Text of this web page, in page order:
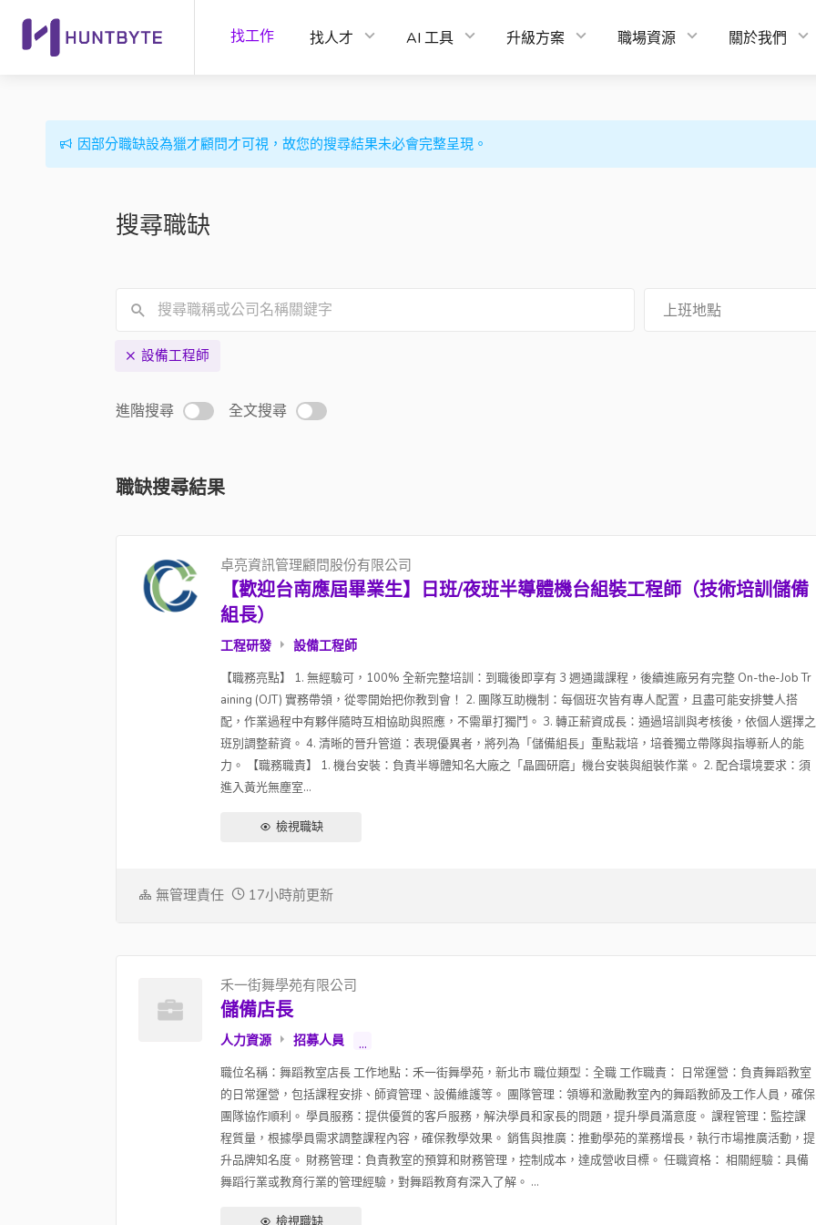
找工作 找人才 AI 工具 升級方案 職場資源 關於我們
因部分職缺設為獵才顧問才可視，故您的搜尋結果未必會完整呈現。
搜尋職缺
上班地點
設備工程師
進階搜尋 全文搜尋
職缺搜尋結果
卓亮資訊管理顧問股份有限公司
【歡迎台南應屆畢業生】日班/夜班半導體機台組裝工程師（技術培訓儲備
組長）
工程研發 設備工程師
【職務亮點】 1. 無經驗可，100% 全新完整培訓：到職後即享有 3 週通識課程，後續進廠另有完整 On-the-Job Tr
aining (OJT) 實務帶領，從零開始把你教到會！ 2. 團隊互助機制：每個班次皆有專人配置，且盡可能安排雙人搭
配，作業過程中有夥伴隨時互相協助與照應，不需單打獨鬥。 3. 轉正薪資成長：通過培訓與考核後，依個人選擇之
班別調整薪資。 4. 清晰的晉升管道：表現優異者，將列為「儲備組長」重點栽培，培養獨立帶隊與指導新人的能
力。 【職務職責】 1. 機台安裝：負責半導體知名大廠之「晶圓研磨」機台安裝與組裝作業。 2. 配合環境要求：須
進入黃光無塵室...
檢視職缺
無管理責任 17小時前更新
禾一街舞學苑有限公司
儲備店長
人力資源 招募人員 ...
職位名稱：舞蹈教室店長 工作地點：禾一街舞學苑，新北市 職位類型：全職 工作職責： 日常運營：負責舞蹈教室
的日常運營，包括課程安排、師資管理、設備維護等。 團隊管理：領導和激勵教室內的舞蹈教師及工作人員，確保
團隊協作順利。 學員服務：提供優質的客戶服務，解決學員和家長的問題，提升學員滿意度。 課程管理：監控課
程質量，根據學員需求調整課程內容，確保教學效果。 銷售與推廣：推動學苑的業務增長，執行市場推廣活動，提
升品牌知名度。 財務管理：負責教室的預算和財務管理，控制成本，達成營收目標。 任職資格： 相關經驗：具備
舞蹈行業或教育行業的管理經驗，對舞蹈教育有深入了解。 ...
檢視職缺